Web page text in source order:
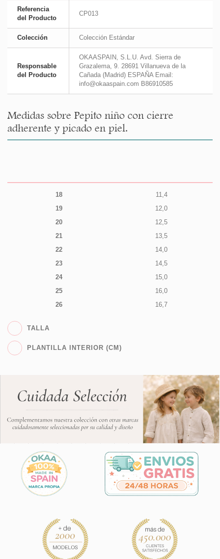
Referencia
del Producto
CP013
Colección Colección Estándar
Responsable
del Producto
OKAASPAIN, S.L.U. Avd. Sierra de
Grazalema, 9. 28691 Villanueva de la
Cañada (Madrid) ESPAÑA Email:
info@okaaspain.com B86910585
Medidas sobre Pepito niño con cierre
adherente y picado en piel.
18
11,4
19
12,0
20
12,5
21
13,5
22
14,0
23
14,5
24
15,0
25
16,0
26
16,7
TALLA
PLANTILLA INTERIOR (CM)